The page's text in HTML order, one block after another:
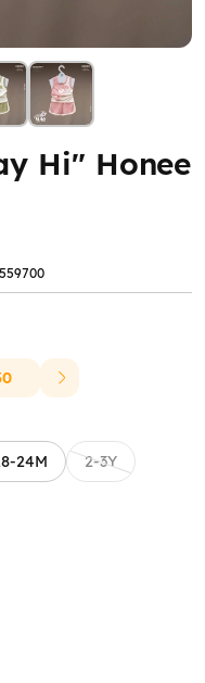
Hi" Honee
24M 2-3Y